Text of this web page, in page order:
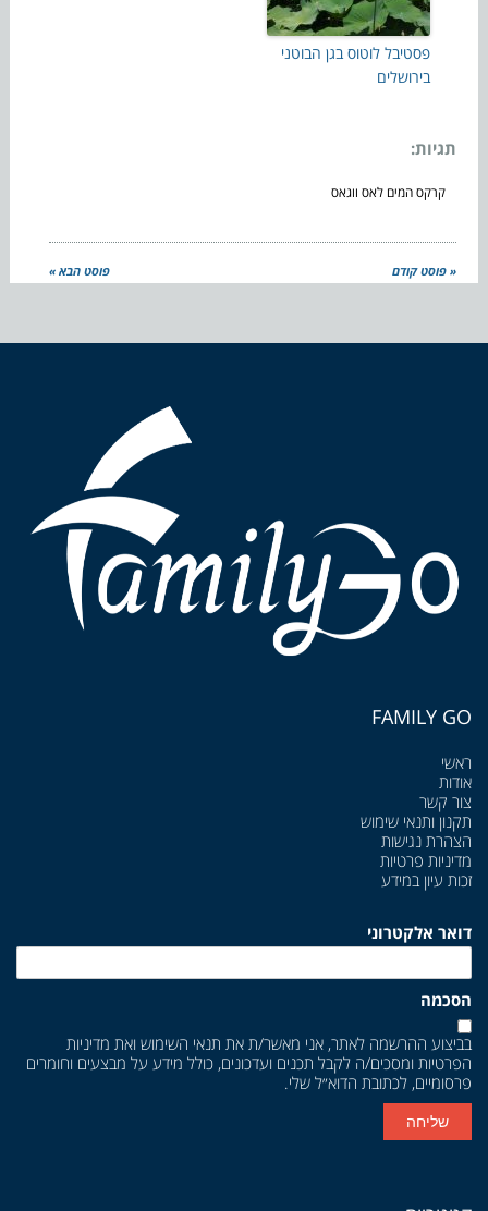
פסטיבל לוטוס בגן הבוטני
בירושלים
תגיות:
קרקס המים לאס ווגאס
« פוסט קודם פוסט הבא »
FAMILY GO
ראשי
אודות
צור קשר
תקנון ותנאי שימוש
הצהרת נגישות
מדיניות פרטיות
זכות עיון במידע
דואר אלקטרוני
הסכמה
בביצוע ההרשמה לאתר, אני מאשר/ת את תנאי השימוש ואת מדיניות
הפרטיות ומסכים/ה לקבל תכנים ועדכונים, כולל מידע על מבצעים וחומרים
פרסומיים, לכתובת הדוא״ל שלי.
שליחה